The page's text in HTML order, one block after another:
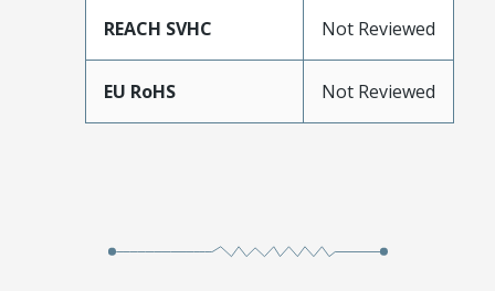
REACH SVHC Not Reviewed
EU RoHS Not Reviewed